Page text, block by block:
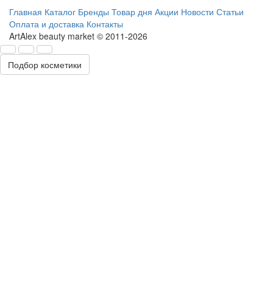
Главная Каталог Бренды Товар дня Акции Новости Статьи
Оплата и доставка Контакты
ArtAlex beauty market © 2011-2026
Подбор косметики